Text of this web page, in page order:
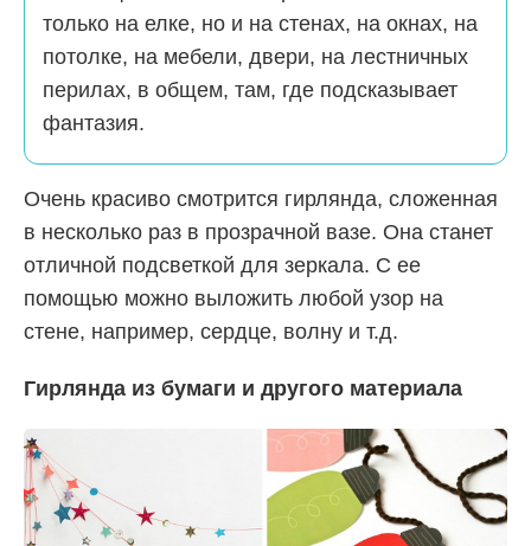
только на елке, но и на стенах, на окнах, на
потолке, на мебели, двери, на лестничных
перилах, в общем, там, где подсказывает
фантазия.
Очень красиво смотрится гирлянда, сложенная
в несколько раз в прозрачной вазе. Она станет
отличной подсветкой для зеркала. С ее
помощью можно выложить любой узор на
стене, например, сердце, волну и т.д.
Гирлянда из бумаги и другого материала